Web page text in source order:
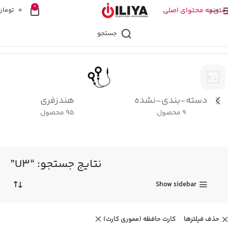
رفتن به محتوای اصلی
منو 0
0
جستجو
نتیجه جستجو برای “U3”
دسته-بندی-نشده
9 محصول
هندزفری
95 محصول
نتایج جستجو: “U3”
Show sidebar
حذف فیلترها کارت حافظه (مموری کارت)